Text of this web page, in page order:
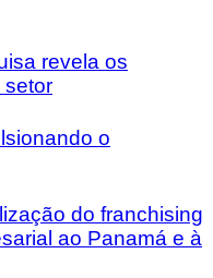
revela os
setor
o
do franchising
ao Panamá e à